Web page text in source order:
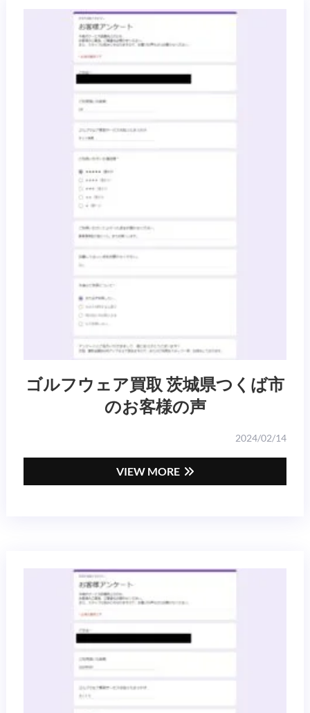
ゴルフウェア買取 茨城県つくば市
のお客様の声
2024/02/14
VIEW MORE